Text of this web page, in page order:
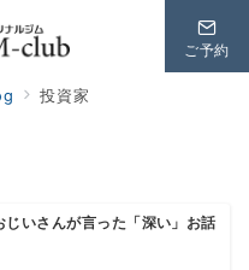
ご予約
投資家
じいさんが言った「深い」お話